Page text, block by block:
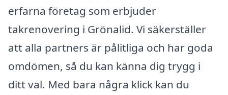
erfarna företag som erbjuder
takrenovering i Grönalid. Vi säkerställer
att alla partners är pålitliga och har goda
omdömen, så du kan känna dig trygg i
ditt val. Med bara några klick kan du